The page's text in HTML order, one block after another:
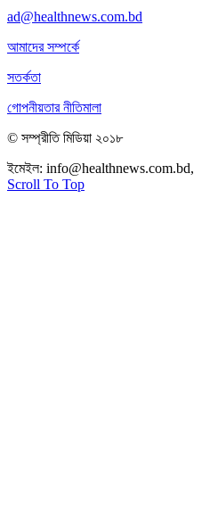
ad@healthnews.com.bd
আমাদের সম্পর্কে
সতর্কতা
গোপনীয়তার নীতিমালা
© সম্প্রীতি মিডিয়া ২০১৮
ইমেইল: info@healthnews.com.bd,
Scroll To Top